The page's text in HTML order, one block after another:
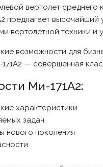
вертолет
предлагает
вертолетной техники и
возможности для
— совершенная
Ми-171А2:
характеристики
задач
нового поколения